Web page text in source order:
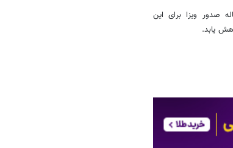
صدور ویزا برای این
یابد.